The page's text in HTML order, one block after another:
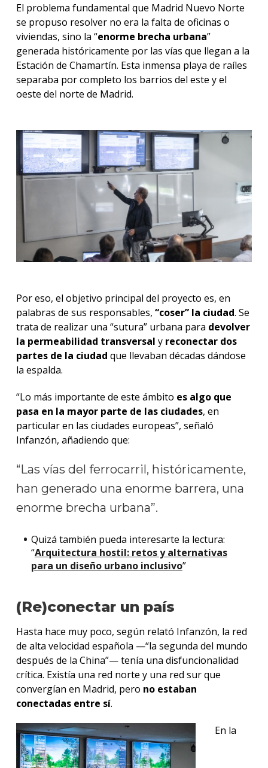
El problema fundamental que Madrid Nuevo Norte
se propuso resolver no era la falta de oficinas o
viviendas, sino la “enorme brecha urbana”
generada históricamente por las vías que llegan a la
Estación de Chamartín. Esta inmensa playa de raíles
separaba por completo los barrios del este y el
oeste del norte de Madrid.
Por eso, el objetivo principal del proyecto es, en
palabras de sus responsables, “coser” la ciudad. Se
trata de realizar una “sutura” urbana para devolver
la permeabilidad transversal y reconectar dos
partes de la ciudad que llevaban décadas dándose
la espalda.
“Lo más importante de este ámbito es algo que
pasa en la mayor parte de las ciudades, en
particular en las ciudades europeas”, señaló
Infanzón, añadiendo que:
“Las vías del ferrocarril, históricamente,
han generado una enorme barrera, una
enorme brecha urbana”.
Quizá también pueda interesarte la lectura:
“Arquitectura hostil: retos y alternativas
para un diseño urbano inclusivo”
(Re)conectar un país
Hasta hace muy poco, según relató Infanzón, la red
de alta velocidad española —“la segunda del mundo
después de la China”— tenía una disfuncionalidad
crítica. Existía una red norte y una red sur que
convergían en Madrid, pero no estaban
conectadas entre sí.
En la